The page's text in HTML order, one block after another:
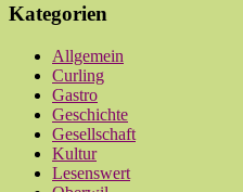
Kategorien
Allgemein
Curling
Gastro
Geschichte
Gesellschaft
Kultur
Lesenswert